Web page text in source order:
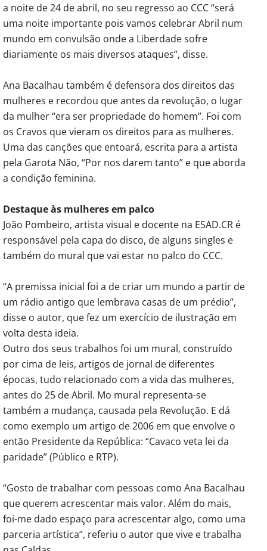
a noite de 24 de abril, no seu regresso ao CCC “será
uma noite importante pois vamos celebrar Abril num
mundo em convulsão onde a Liberdade sofre
diariamente os mais diversos ataques”, disse.
Ana Bacalhau também é defensora dos direitos das
mulheres e recordou que antes da revolução, o lugar
da mulher “era ser propriedade do homem”. Foi com
os Cravos que vieram os direitos para as mulheres.
Uma das canções que entoará, escrita para a artista
pela Garota Não, “Por nos darem tanto” e que aborda
a condição feminina.
Destaque às mulheres em palco
João Pombeiro, artista visual e docente na ESAD.CR é
responsável pela capa do disco, de alguns singles e
também do mural que vai estar no palco do CCC.
“A premissa inicial foi a de criar um mundo a partir de
um rádio antigo que lembrava casas de um prédio”,
disse o autor, que fez um exercício de ilustração em
volta desta ideia.
Outro dos seus trabalhos foi um mural, construído
por cima de leis, artigos de jornal de diferentes
épocas, tudo relacionado com a vida das mulheres,
antes do 25 de Abril. Mo mural representa-se
também a mudança, causada pela Revolução. E dá
como exemplo um artigo de 2006 em que envolve o
então Presidente da República: “Cavaco veta lei da
paridade” (Público e RTP).
“Gosto de trabalhar com pessoas como Ana Bacalhau
que querem acrescentar mais valor. Além do mais,
foi-me dado espaço para acrescentar algo, como uma
parceria artística”, referiu o autor que vive e trabalha